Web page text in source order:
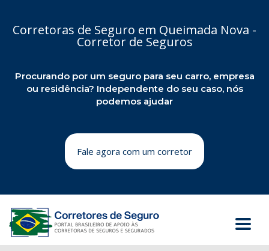
Corretoras de Seguro em Queimada Nova -
Corretor de Seguros
Procurando por um seguro para seu carro, empresa
ou residência? Independente do seu caso, nós
podemos ajudar
Fale agora com um corretor